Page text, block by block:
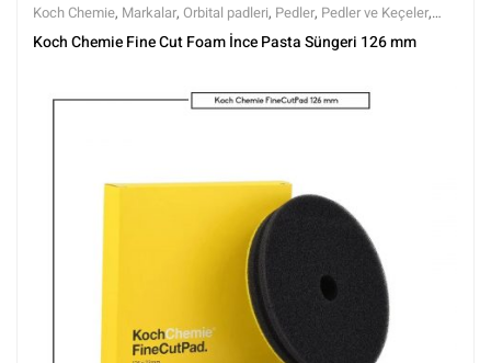
Koch Chemie, Markalar, Orbital padleri, Pedler, Pedler ve Keçeler,
Polisaj,Polisaj ve Parlatma,Tüm Ürünler,Tüm Ürünler
Koch Chemie Fine Cut Foam İnce Pasta Süngeri 126 mm